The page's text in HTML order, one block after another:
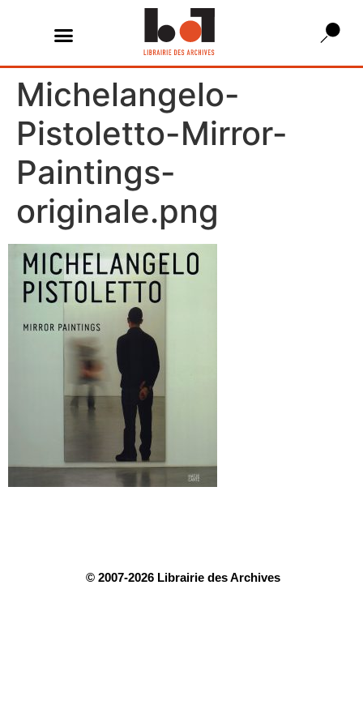
Michelangelo-
Pistoletto-Mirror-
Paintings-
originale.png
© 2007-2026 Librairie des Archives